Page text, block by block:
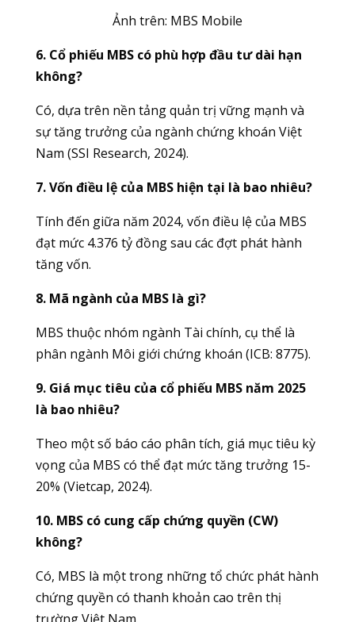
Ảnh trên: MBS Mobile
6. Cổ phiếu MBS có phù hợp đầu tư dài hạn
không?
Có, dựa trên nền tảng quản trị vững mạnh và
sự tăng trưởng của ngành chứng khoán Việt
Nam (SSI Research, 2024).
7. Vốn điều lệ của MBS hiện tại là bao nhiêu?
Tính đến giữa năm 2024, vốn điều lệ của MBS
đạt mức 4.376 tỷ đồng sau các đợt phát hành
tăng vốn.
8. Mã ngành của MBS là gì?
MBS thuộc nhóm ngành Tài chính, cụ thể là
phân ngành Môi giới chứng khoán (ICB: 8775).
9. Giá mục tiêu của cổ phiếu MBS năm 2025
là bao nhiêu?
Theo một số báo cáo phân tích, giá mục tiêu kỳ
vọng của MBS có thể đạt mức tăng trưởng 15-
20% (Vietcap, 2024).
10. MBS có cung cấp chứng quyền (CW)
không?
Có, MBS là một trong những tổ chức phát hành
chứng quyền có thanh khoản cao trên thị
trường Việt Nam.